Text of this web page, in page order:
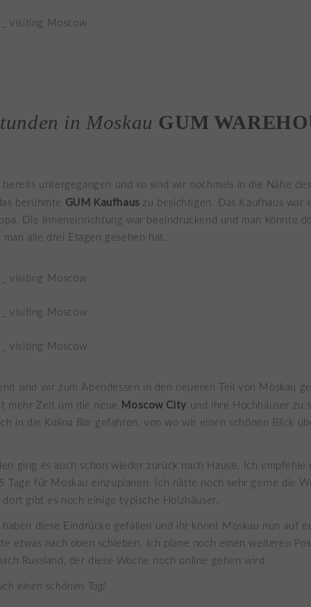
in Moskau GUM
untergegangen und so sind wir nochmals in die Nähe
berühmte GUM Kaufhaus zu besichtigen. Das Kaufhaus war
Die Inneneinrichtung war beeindruckend und man könnte
alle drei Etagen gesehen hat.
sind wir zum Abendessen in den neueren Teil von Moskau
mehr Zeit um die neue Moscow City und ihre Hochhäuser zu
in die Kalina Bar gefahren, von wo wir einen schönen Blick
ging es auch schon wieder zurück nach Hause. Ich empfehle
Tage für Moskau einzuplanen. Ich hätte noch sehr gerne die
dort gibt es noch einige typische Holzhäuser.
diese Eindrücke gefallen und ihr könnt Moskau nun auf
etwas nach oben schieben. Ich plane noch einen weiteren
Russland, der diese Woche noch online gehen wird.
einen schönen Tag!